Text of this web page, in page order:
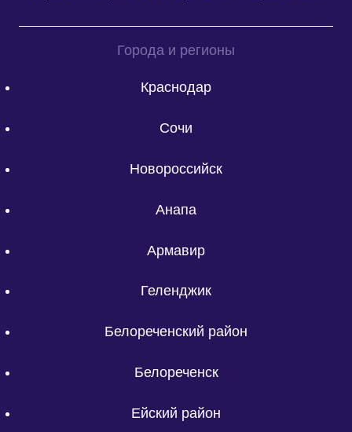
Города и регионы
Краснодар
Сочи
Новороссийск
Анапа
Армавир
Геленджик
Белореченский район
Белореченск
Ейский район